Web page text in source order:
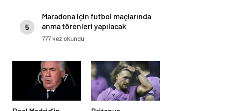
5
Maradona için futbol maçlarında
anma törenleri yapılacak
777 kez okundu